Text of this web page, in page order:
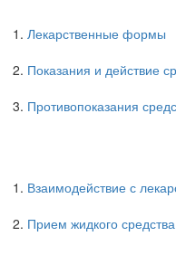
Лекарственные формы
Показания и действие
Противопоказания
Взаимодействие с
Прием жидкого